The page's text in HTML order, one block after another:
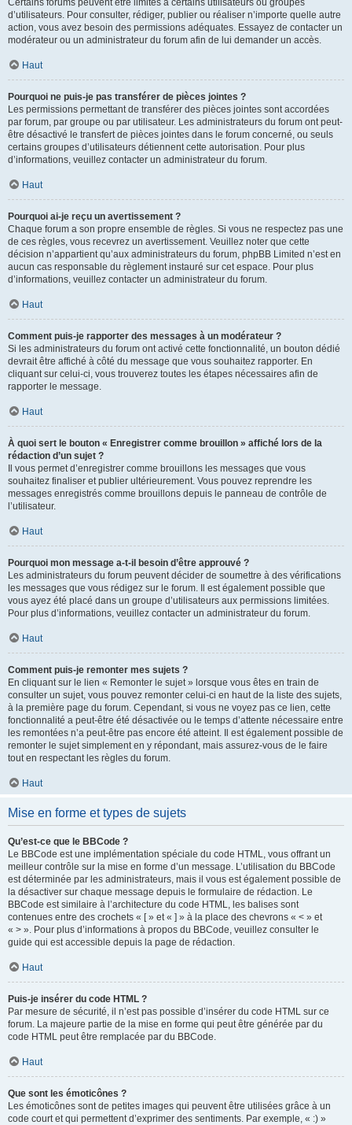
Certains forums peuvent être limités à certains utilisateurs ou groupes
d’utilisateurs. Pour consulter, rédiger, publier ou réaliser n’importe quelle autre
action, vous avez besoin des permissions adéquates. Essayez de contacter un
modérateur ou un administrateur du forum afin de lui demander un accès.
Haut
Pourquoi ne puis-je pas transférer de pièces jointes ?
Les permissions permettant de transférer des pièces jointes sont accordées
par forum, par groupe ou par utilisateur. Les administrateurs du forum ont peut-
être désactivé le transfert de pièces jointes dans le forum concerné, ou seuls
certains groupes d’utilisateurs détiennent cette autorisation. Pour plus
d’informations, veuillez contacter un administrateur du forum.
Haut
Pourquoi ai-je reçu un avertissement ?
Chaque forum a son propre ensemble de règles. Si vous ne respectez pas une
de ces règles, vous recevrez un avertissement. Veuillez noter que cette
décision n’appartient qu’aux administrateurs du forum, phpBB Limited n’est en
aucun cas responsable du règlement instauré sur cet espace. Pour plus
d’informations, veuillez contacter un administrateur du forum.
Haut
Comment puis-je rapporter des messages à un modérateur ?
Si les administrateurs du forum ont activé cette fonctionnalité, un bouton dédié
devrait être affiché à côté du message que vous souhaitez rapporter. En
cliquant sur celui-ci, vous trouverez toutes les étapes nécessaires afin de
rapporter le message.
Haut
À quoi sert le bouton « Enregistrer comme brouillon » affiché lors de la
rédaction d’un sujet ?
Il vous permet d’enregistrer comme brouillons les messages que vous
souhaitez finaliser et publier ultérieurement. Vous pouvez reprendre les
messages enregistrés comme brouillons depuis le panneau de contrôle de
l’utilisateur.
Haut
Pourquoi mon message a-t-il besoin d’être approuvé ?
Les administrateurs du forum peuvent décider de soumettre à des vérifications
les messages que vous rédigez sur le forum. Il est également possible que
vous ayez été placé dans un groupe d’utilisateurs aux permissions limitées.
Pour plus d’informations, veuillez contacter un administrateur du forum.
Haut
Comment puis-je remonter mes sujets ?
En cliquant sur le lien « Remonter le sujet » lorsque vous êtes en train de
consulter un sujet, vous pouvez remonter celui-ci en haut de la liste des sujets,
à la première page du forum. Cependant, si vous ne voyez pas ce lien, cette
fonctionnalité a peut-être été désactivée ou le temps d’attente nécessaire entre
les remontées n’a peut-être pas encore été atteint. Il est également possible de
remonter le sujet simplement en y répondant, mais assurez-vous de le faire
tout en respectant les règles du forum.
Haut
Mise en forme et types de sujets
Qu’est-ce que le BBCode ?
Le BBCode est une implémentation spéciale du code HTML, vous offrant un
meilleur contrôle sur la mise en forme d’un message. L’utilisation du BBCode
est déterminée par les administrateurs, mais il vous est également possible de
la désactiver sur chaque message depuis le formulaire de rédaction. Le
BBCode est similaire à l’architecture du code HTML, les balises sont
contenues entre des crochets « [ » et « ] » à la place des chevrons « < » et
« > ». Pour plus d’informations à propos du BBCode, veuillez consulter le
guide qui est accessible depuis la page de rédaction.
Haut
Puis-je insérer du code HTML ?
Par mesure de sécurité, il n’est pas possible d’insérer du code HTML sur ce
forum. La majeure partie de la mise en forme qui peut être générée par du
code HTML peut être remplacée par du BBCode.
Haut
Que sont les émoticônes ?
Les émoticônes sont de petites images qui peuvent être utilisées grâce à un
code court et qui permettent d’exprimer des sentiments. Par exemple, « :) »